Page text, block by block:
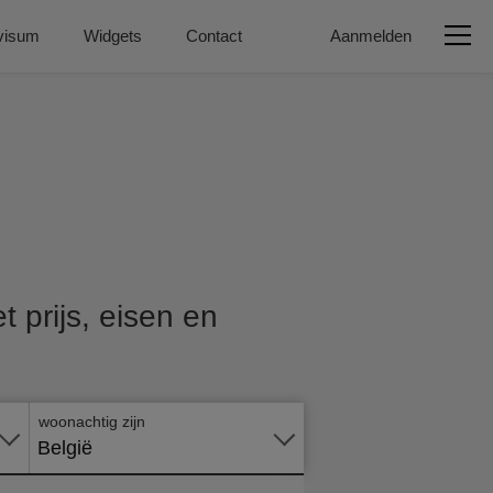
Widgets Contact Aanmelden
prijs, eisen en
woonachtig zijn
België